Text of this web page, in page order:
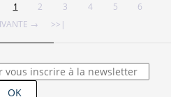
1 2 3 4 5
6
→
>>|
OK